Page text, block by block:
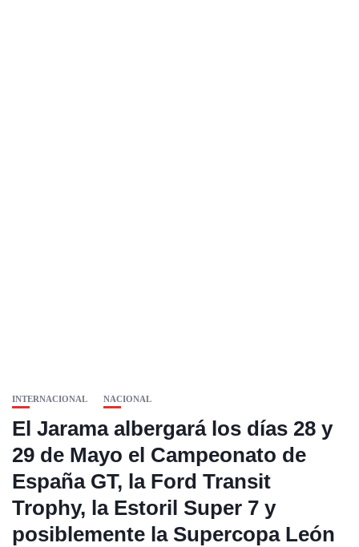
INTERNACIONAL NACIONAL
El Jarama albergará los días 28 y
29 de Mayo el Campeonato de
España GT, la Ford Transit
Trophy, la Estoril Super 7 y
posiblemente la Supercopa León